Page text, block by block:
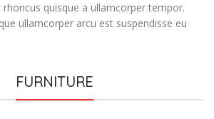
rhoncus quisque a ullamcorper tempor.
ullamcorper arcu est suspendisse eu
FURNITURE